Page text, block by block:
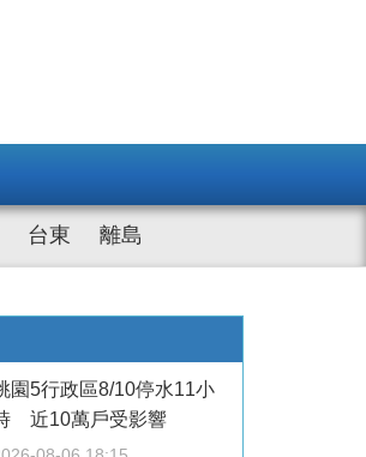
台東 離島
園5行政區8/10停水11小
近10萬戶受影響